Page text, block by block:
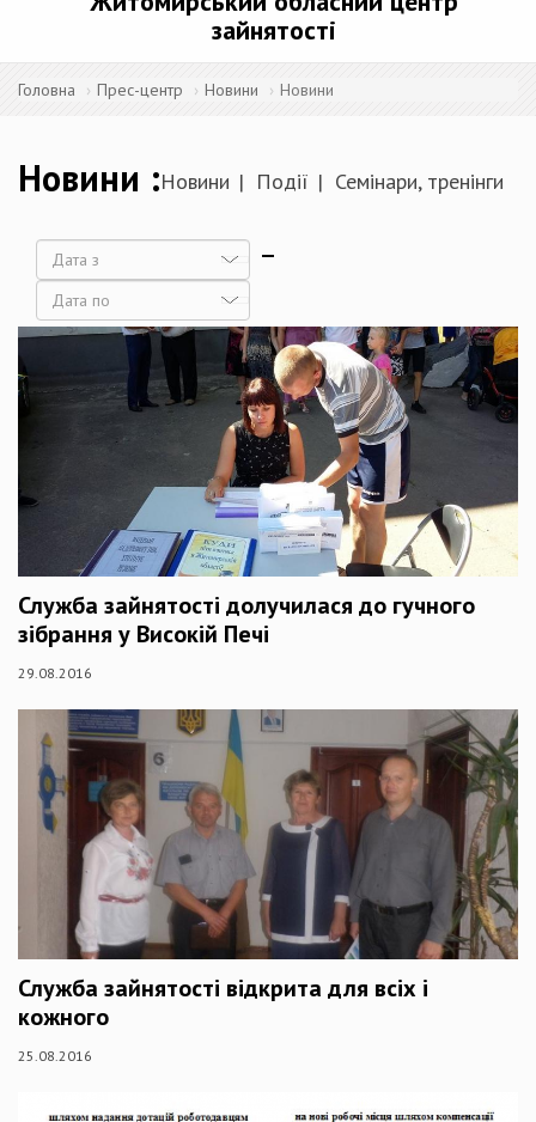
зайнятості
Головна Прес-центр Новини Новини
Новини Новини Події Семінари, тренінги
Дата
Дата
Служба зайнятості долучилася до гучного
зібрання у Високій Печі
29.08.2016
Служба зайнятості відкрита для всіх і
кожного
25.08.2016